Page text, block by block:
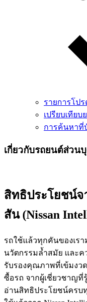
รายการโปร
เปรียบเทีย
การค้นหาที่
เกี่ยวกับรถยนต์ส่วน
สิทธิประโยชน์จ
สัน (Nissan
รถใช้แล้วทุกคันของเร
นวัตกรรมล้ำสมัย และ
รับรองคุณภาพที่เข้มงว
ซื้อรถ จากผู้เชี่ยวชาญ
อ่านสิทธิประโยชน์ครบ